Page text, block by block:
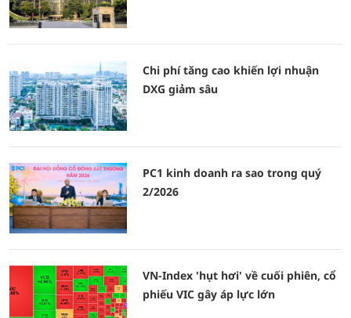
Chi phí tăng cao khiến lợi nhuận
DXG giảm sâu
PC1 kinh doanh ra sao trong quý
2/2026
VN-Index 'hụt hơi' về cuối phiên, cổ
phiếu VIC gây áp lực lớn